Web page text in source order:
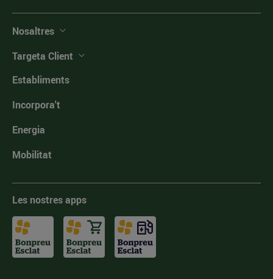
Nosaltres
Targeta Client
Establiments
Incorpora't
Energia
Mobilitat
Les nostres apps